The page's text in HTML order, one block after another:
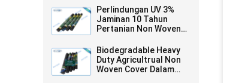
Perlindungan UV 3%
Jaminan 10 Tahun
Pertanian Non Woven
Warna Hitam
Biodegradable Heavy
Duty Agricultrual Non
Woven Cover Dalam